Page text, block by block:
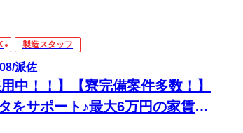
製造スタッフ
派佐
中！！】【寮完備案件多数！】
をサポート♪最大6万円の家賃補